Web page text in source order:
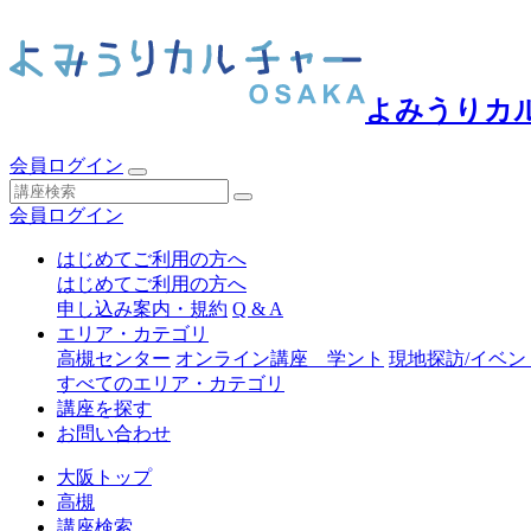
よみうりカ
会員ログイン
会員ログイン
はじめてご利用の方へ
はじめてご利用の方へ
申し込み案内・規約 Q & A
エリア・カテゴリ
高槻センター オンライン講座 学ント 現地探訪/イベン
すべてのエリア・カテゴリ
講座を探す
お問い合わせ
大阪トップ
高槻
講座検索